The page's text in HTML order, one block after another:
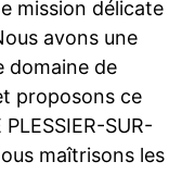
mission délicate
avons une
domaine de
proposons ce
SUR-
maîtrisons les